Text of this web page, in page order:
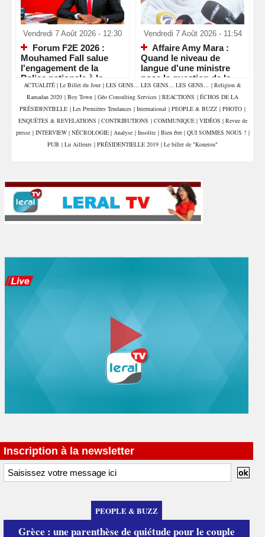
Vendredi 7 Août 2026 - 12:30
Forum F2E 2026 :
Mouhamed Fall salue
l'engagement de la
Police nationale à la
veille d'un rendez-vous
économique majeur
Vendredi 7 Août 2026 - 11:54
Affaire Amy Mara :
Quand le niveau de
langue d'une ministre
pose la question de la
compétence et de la
crédibilité de l'État
ACTUALITÉ | Le Billet du Jour | LES GENS... LES GENS... LES GENS... | Religion &
Ramadan 2020 | Boy Town | Géo Consulting Services | REACTIONS | ÉCHOS DE LA
PRÉSIDENTIELLE | Les Premières Tendances | International | PEOPLE & BUZZ | PHOTO |
ENQUÊTES & REVELATIONS | CONTRIBUTIONS | COMMUNIQUE | VIDÉOS | Revue de
presse | INTERVIEW | NÉCROLOGIE | Analyse | Insolite | Bien être | QUI SOMMES NOUS ? |
PUB | Lu Ailleurs | PRÉSIDENTIELLE 2019 | Le billet de "Konetou"
Inscription à la newsletter
PEOPLE & BUZZ
Grèce : une parenthèse de quiétude pour le couple